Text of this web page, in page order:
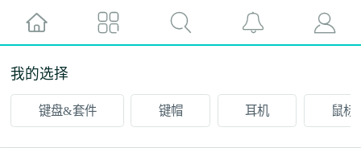
我的选择
键盘&套件 键帽 耳机 鼠标